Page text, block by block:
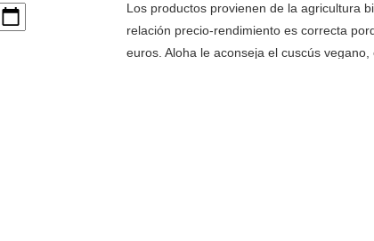
Los productos provienen de la agricultura
relación precio-rendimiento es correcta
euros. Aloha le aconseja el cuscús